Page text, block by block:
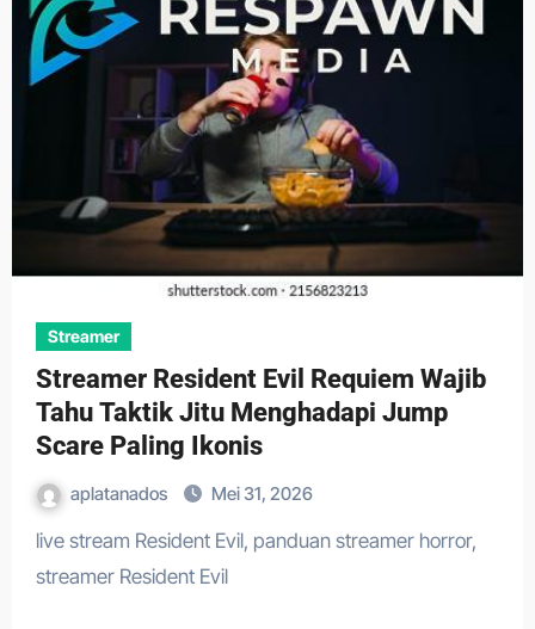
Streamer
Streamer Resident Evil Requiem Wajib
Tahu Taktik Jitu Menghadapi Jump
Scare Paling Ikonis
aplatanados Mei 31, 2026
live stream Resident Evil, panduan streamer horror,
streamer Resident Evil